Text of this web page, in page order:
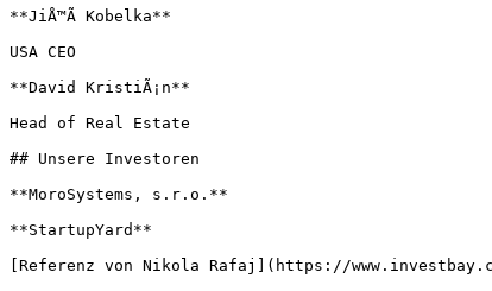
**JiÅ™Ã­ Kobelka**
USA CEO
**David KristiÃ¡n**
Head of Real Estate
## Unsere Investoren
**MoroSystems, s.r.o.**
**StartupYard**
[Referenz von Nikola Rafaj](https://